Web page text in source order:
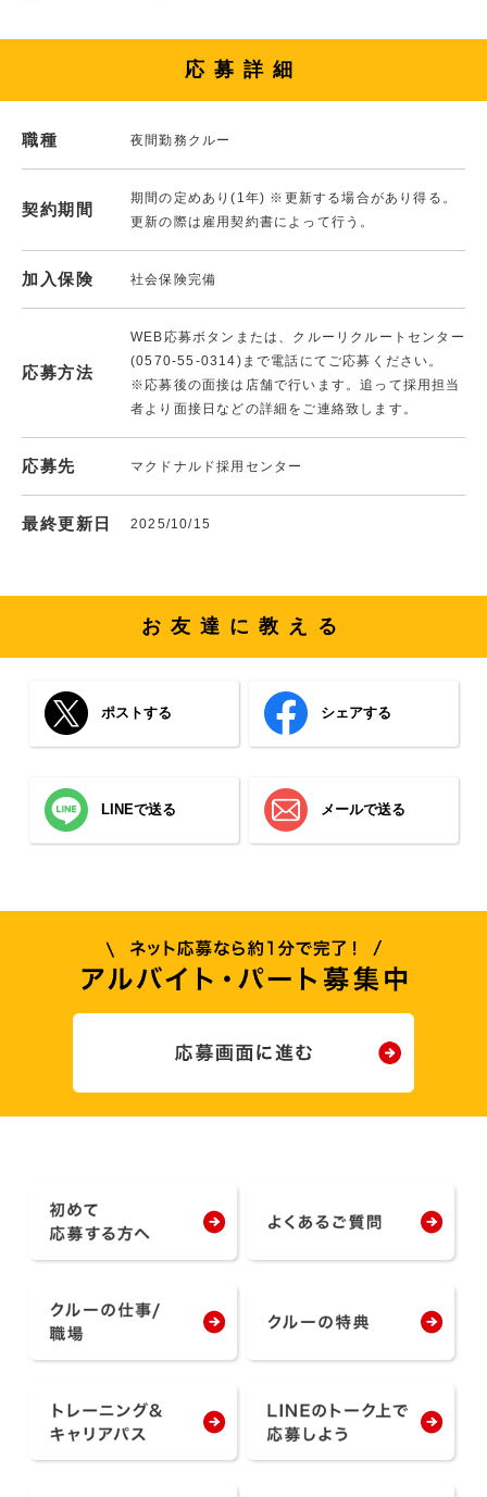
応募詳細
職種 夜間勤務クルー
契約期間
期間の定めあり(1年) ※更新する場合があり得る。
更新の際は雇用契約書によって行う。
加入保険 社会保険完備
応募方法
WEB応募ボタンまたは、クルーリクルートセンター
(0570-55-0314)まで電話にてご応募ください。
※応募後の面接は店舗で行います。追って採用担当
者より面接日などの詳細をご連絡致します。
応募先 マクドナルド採用センター
最終更新日 2025/10/15
お友達に教える
ポストする シェアする
LINEで送る メールで送る